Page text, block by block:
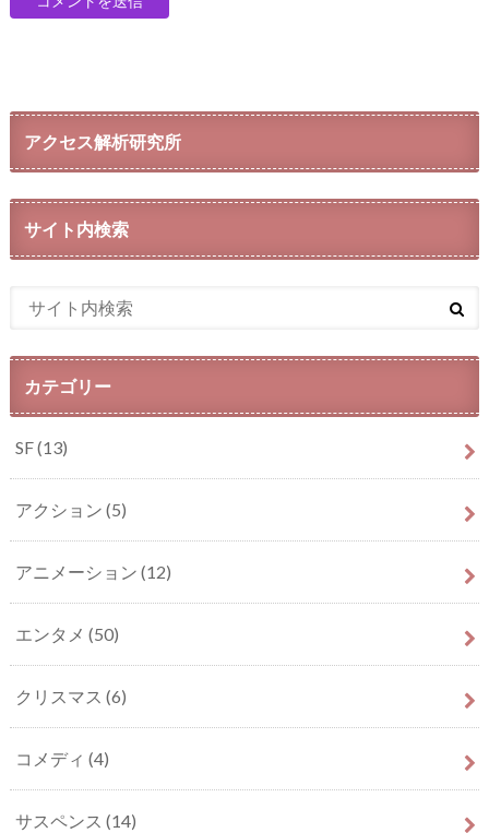
アクセス解析研究所
サイト内検索
カテゴリー
SF(13)
アクション (5)
アニメーション (12)
エンタメ (50)
クリスマス (6)
コメディ (4)
サスペンス (14)